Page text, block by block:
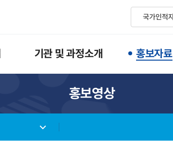
기관 및 과정소개 홍보자료
홍보영상